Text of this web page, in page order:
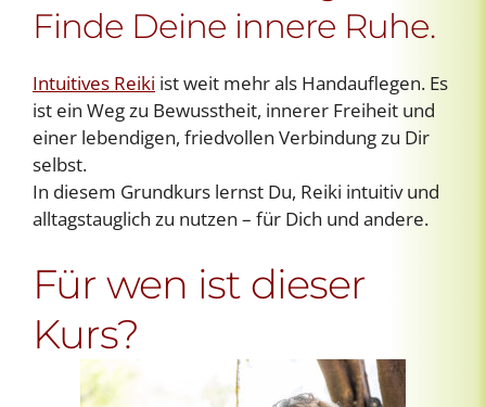
Finde Deine innere Ruhe.
Intuitives Reiki ist weit mehr als Handauflegen. Es
ist ein Weg zu Bewusstheit, innerer Freiheit und
einer lebendigen, friedvollen Verbindung zu Dir
selbst.
In diesem Grundkurs lernst Du, Reiki intuitiv und
alltagstauglich zu nutzen – für Dich und andere.
Für wen ist dieser
Kurs?